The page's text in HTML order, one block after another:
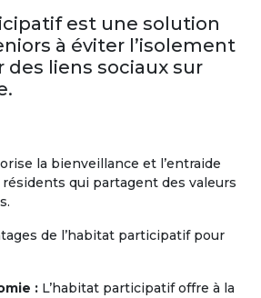
est une solution
à éviter l’isolement
liens sociaux sur
la bienveillance et l’entraide
qui partagent des valeurs
de l’habitat participatif pour
: L’habitat participatif offre à la